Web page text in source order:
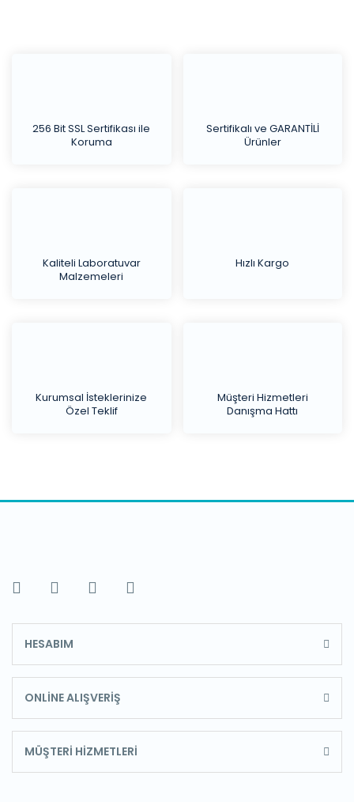
256 Bit SSL Sertifikası ile
Koruma
Sertifikalı ve GARANTİLİ
Ürünler
Kaliteli Laboratuvar
Malzemeleri
Hızlı Kargo
Kurumsal İsteklerinize
Özel Teklif
Müşteri Hizmetleri
Danışma Hattı
HESABIM
ONLİNE ALIŞVERİŞ
MÜŞTERİ HİZMETLERİ